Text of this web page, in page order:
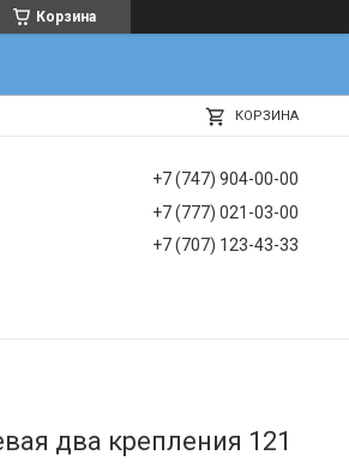
Корзина
КОРЗИНА
+7 (747) 904-00-00
+7 (777) 021-03-00
+7 (707) 123-43-33
два крепления 121